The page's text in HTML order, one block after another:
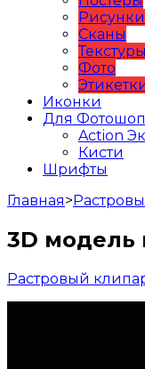
Рисунки
Сканы
Текстуры
Фото
Иконки
Для
Action
Кисти
Шрифты
Главная>
3D модель
Растровый